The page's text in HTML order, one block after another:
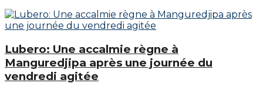
Lubero: Une accalmie règne à
Manguredjipa après une journée du
vendredi agitée